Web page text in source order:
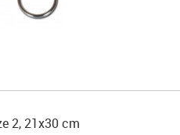
2, 21x30 cm